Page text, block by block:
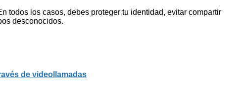
todos los casos, debes proteger tu identidad, evitar compartir
desconocidos.
de videollamadas